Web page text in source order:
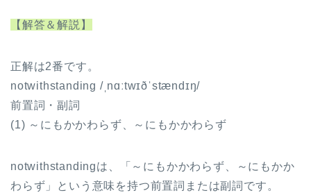
【解答＆解説】
正解は2番です。
notwithstanding /ˌnɑːtwɪðˈstændɪŋ/
前置詞・副詞
(1) ～にもかかわらず、～にもかかわらず
notwithstandingは、「～にもかかわらず、～にもかか
わらず」という意味を持つ前置詞または副詞です。